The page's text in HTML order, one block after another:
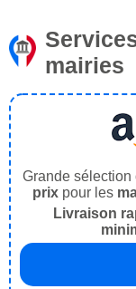
mairies
Grande sélection
prix pour les
Livraison